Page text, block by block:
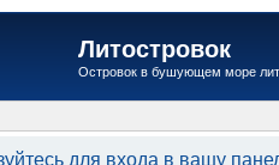
Литостровок
Островок в бушующем море
для входа в вашу